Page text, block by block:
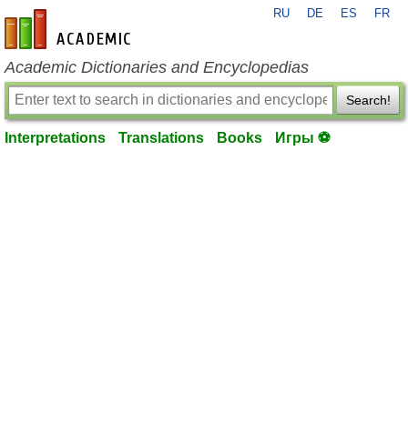
en-academic.com
RU DE ES FR
Academic Dictionaries and Encyclopedias
Search!
Interpretations Translations Books Игры ⚽